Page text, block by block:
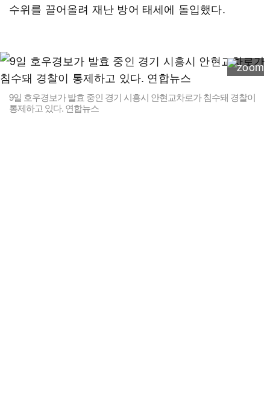
수위를 끌어올려 재난 방어 태세에 돌입했다.
9일 호우경보가 발효 중인 경기 시흥시 안현교차로가 침수돼 경찰이
통제하고 있다. 연합뉴스